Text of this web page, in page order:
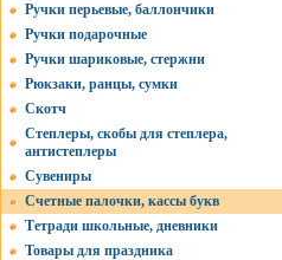
Ручки перьевые, баллончики
Ручки подарочные
Ручки шариковые, стержни
Рюкзаки, ранцы, сумки
Скотч
Степлеры, скобы для степлера,
антистеплеры
Сувениры
Счетные палочки, кассы букв
Тетради школьные, дневники
Товары для праздника